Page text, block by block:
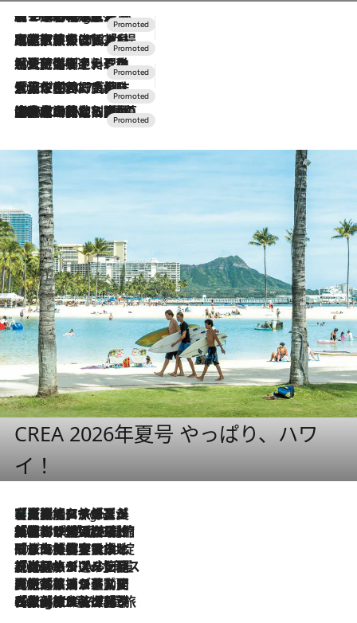
1 Hour Ago
【トンボの足水浴】ヒノキの香りに包まれて涼感マックス！約13℃の湧水かけ流しを避暑地「星野温泉 トンボの湯」で体験
2026.7.31
【ホテル帰省】という選択肢をOMOが提案。家族とほどよい距離を保つには「昼は実家、夜は気兼ねなくホテルで！」
2026.7.24
【夏限定ディナーコース】旬を迎える稚鮎や花ズッキーニなどをイタリア・トスカーナの郷土料理の手法で満喫！
2026.7.17
「土佐和ハーブかき氷」がOMO7高知に登場！生姜、山椒、大葉など目にも舌にも涼を呼ぶ郷土の味
2026.7.10
NEW OPEN！【界 草津】名湯の地に誕生。趣の異なる2種の温泉と上州ならではの会席・蕎麦割烹など美食を味わう究極の癒やし旅
CREA 2026年夏号 やっぱり、ハワ
イ！
3 Hours Ago
【厳選旅コスメ】「多機能アイテムがメイン！」旅好き美容エディターが選んだ夏旅ベストコスメを発表【Mサイズジップ】
2026.8.6
「荷物が増えるほど旅ストレスは増す」美容ジャーナリストがたどり着いた最終結論。“化粧品を劇的に減らす”感動の凝縮美容とは
2026.8.6
「旅先には金髪ウィッグを持参」日本と同じメイクでは損してる!? 美容ジャーナリストが提案する“掟破りの旅美容”とは
2026.8.6
【厳選旅コスメ】「身軽さ＆UV対策重視！」ヘアアーティストshucoが選んだ夏旅ベストコスメを発表【Mサイズジップ】
2026.8.5
【厳選旅コスメ】国内をあちこち移動する河井菜摘が選んだ夏旅ベストコスメ発表！「リラックスアイテムはマスト」【Mサイズジップ】
2026.8.4
【厳選旅コスメ】「紫外線＆乾燥対策しながらメイク感も！」ヘア＆メイクGeorgeが選んだ夏旅ベストコスメを発表！【Mサイズジップ】